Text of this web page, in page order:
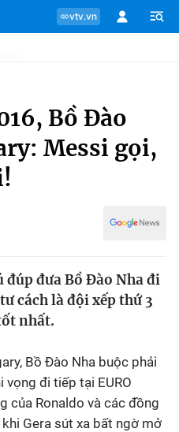
vtv.vn
Bồ Đào
Messi gọi,
đưa Bồ Đào Nha đi
cách là đội xếp thứ 3
nhất.
Bồ Đào Nha buộc phải
đi tiếp tại EURO
của Ronaldo và các đồng
Gera sút xa bất ngờ mở